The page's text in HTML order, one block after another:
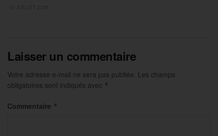
Laisser un commentaire
Votre adresse e-mail ne sera pas publiée. Les champs
obligatoires sont indiqués avec *
Commentaire *